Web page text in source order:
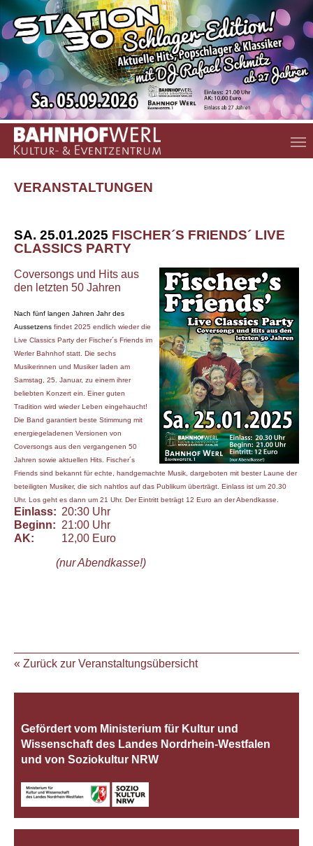
Zum Hauptinhalt springen
VERANSTALTUNGEN
SA. 25.01.2025 FISCHER´S FRIENDS´ LIVE
CLASSICS PARTY
Coversongs und Hits aus
den letzten 50 Jahren
Nach fünf langen Jahren Jahrdes
Aussetzens findet 2025 endlich wiederdie
Live Classics Party der Fischer´s Friends im
Werler Bahnhof statt. Die sechs
Musikerinnen und Musiker laden am
Samstag, 25 . Januar, zu einem ihrer
beliebten Konzert ein. Einer guten
Tradition wird wieder Leben eingehaucht!
Die Band garantiert beste Stimmung mit
energiegeladenen Versionen von
Coversongs aus den vergangenen 50
Jahren sowie aktuellen Hits. Fischer´s
Friends sind bekannt für echte, handgemachte Musik, dargeboten mit bester Laune der
beteiligten Musiker, die sich nahtlos auf das Publikum überträgt. Einlass ist um 20.30
Uhr. Los geht es dann um 21 Uhr. Der Eintritt beträgt 12 Euro an der Abendkasse
Einlass: 20:30 Uhr
Beginn: 21:00 Uhr
AK:
12,00 Euro
(nur Abendkasse!)
« Zurück zur Veranstaltungsübersicht
Gefördert vom Ministerium für Kultur und
Wissenschaft des Landes Nordrhein‐Westfalen
und von Soziokultur NRW